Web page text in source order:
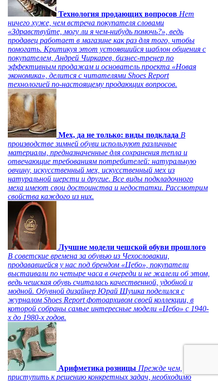
Технология продающих вопросов Нет
ничего хуже, чем встреча покупателя словами
«Здравствуйте, могу ли я чем-нибудь помочь?», ведь
продавец работает в магазине как раз для того, чтобы
помогать. Критикуя этот устоявшийся шаблон общения с
покупателем, Андрей Чиркарев, бизнес-тренер по
эффективным продажам и основатель проекта «Новая
экономика», делится с читателями Shoes Report
технологией по-настоящему продающих вопросов.
Мех, да не только: виды подклада В
производстве зимней обуви используют различные
материалы, предназначенные для сохранения тепла и
отвечающие требованиям потребителей: натуральную
овчину, искусственный мех, искусственный мех из
натуральной шерсти и другие. Все виды подкладочного
меха имеют свои достоинства и недостатки. Рассмотрим
свойства каждого из них.
Лучшие модели чешской обуви прошлого
В советские времена за обувью из Чехословакии,
продававшейся у нас под брендом «Цебо», покупатели
выстаивали по четыре часа в очереди и не жалели об этом,
ведь чешская обувь считалась качественной, удобной и
модной. Обувной дизайнер Юрай Шушка поделился с
журналом Shoes Report фотоархивом своей коллекции, в
которой собраны самые интересные модели «Цебо» с 1940-
х до 1980-х годов.
Арифметика розницы Прежде чем,
приступить к решению конкретных задач, необходимо